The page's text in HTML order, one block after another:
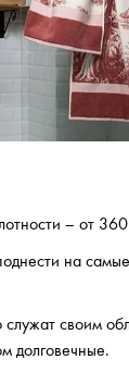
– от
на
своим
долговечные.